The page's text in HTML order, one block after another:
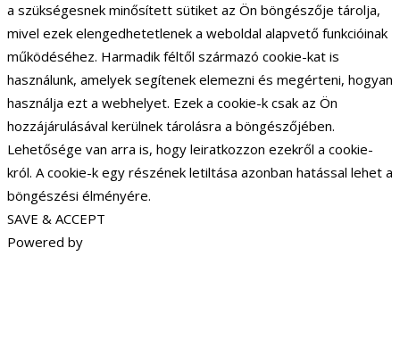
a szükségesnek minősített sütiket az Ön böngészője tárolja,
mivel ezek elengedhetetlenek a weboldal alapvető funkcióinak
működéséhez. Harmadik féltől származó cookie-kat is
használunk, amelyek segítenek elemezni és megérteni, hogyan
használja ezt a webhelyet. Ezek a cookie-k csak az Ön
hozzájárulásával kerülnek tárolásra a böngészőjében.
Lehetősége van arra is, hogy leiratkozzon ezekről a cookie-
król. A cookie-k egy részének letiltása azonban hatással lehet a
böngészési élményére.
SAVE & ACCEPT
Powered by